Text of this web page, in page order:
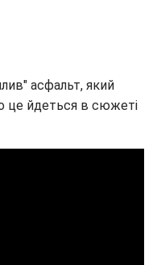
асфальт, який
це йдеться в сюжеті